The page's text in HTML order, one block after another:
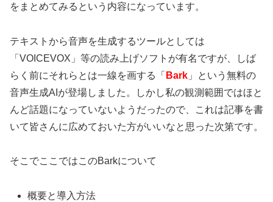
をまとめてみるという内容になっています。
テキストから音声を生成するツールとしては
「VOICEVOX」等の読み上げソフトが有名ですが、しば
らく前にそれらとは一線を画する「 Bark 」という無料の
音声生成AIが登場しました。しかし私の観測範囲ではほと
んど話題になっていないようだったので、これは記事を書
いて皆さんに広めておいた方がいいなと思った次第です。
そこでここではこのBarkについて
概要と導入方法